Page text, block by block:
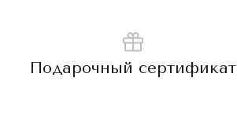
Подарочный сертификат